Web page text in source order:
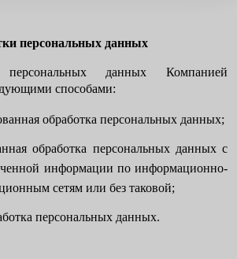
персональных данных
данных Компанией
способами:
обработка персональных данных;
обработка персональных данных с
информации по информационно-
сетям или без таковой;
персональных данных.